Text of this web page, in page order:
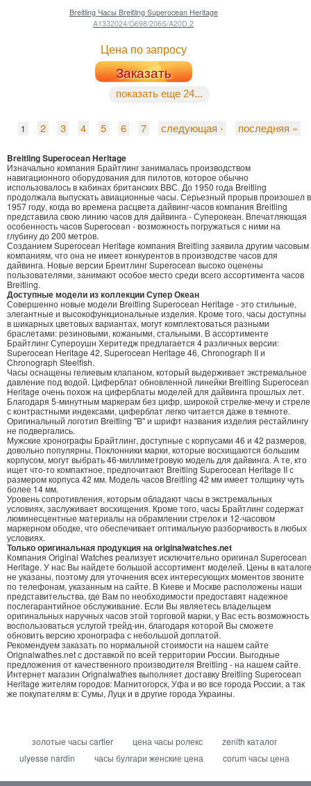
Breitling Часы Breitling Superocean Heritage
A1332024/G698/206S/A20D.2
Цена по запросу
Заказать
показать еще 24...
1 2 3 4 5 6 7 следующая › последняя »
Breitling Superocean Heritage
Изначально компания Брайтлинг занималась производством
навигационного оборудования для пилотов, которое обычно
использовалось в кабинах британских ВВС. До 1950 года Breitling
продолжала выпускать авиационные часы. Серьезный прорыв произошел в
1957 году, когда во времена расцвета дайвинг-часов компания Breitling
представила свою линию часов для дайвинга - Суперокеан. Впечатляющая
особенность часов Superocean - возможность погружаться с ними на
глубину до 200 метров.
Созданием Superocean Heritage компания Breitling заявила другим часовым
компаниям, что она не имеет конкурентов в производстве часов для
дайвинга. Новые версии Бреитлинг Superocean высоко оценены
пользователями, занимают особое место среди всего ассортимента часов
Breitling.
Доступные модели из коллекции Супер Океан
Совершенно новые модели Breitling Superocean Heritage - это стильные,
элегантные и высокофункциональные изделия. Кроме того, часы доступны
в шикарных цветовых вариантах, могут комплектоваться разными
браслетами: резиновыми, кожаными, стальными. В ассортименте
Брайтлинг Супероушн Херитедж предлагается 4 различных версии:
Superocean Heritage 42, Superocean Heritage 46, Chronograph II и
Chronograph Steelfish.
Часы оснащены гелиевым клапаном, который выдерживает экстремальное
давление под водой. Циферблат обновленной линейки Breitling Superocean
Heritage очень похож на циферблаты моделей для дайвинга прошлых лет.
Благодаря 5-минутным маркерам без цифр, широкой стрелке-мечу и стреле
с контрастными индексами, циферблат легко читается даже в темноте.
Оригинальный логотип Breitling "B" и шрифт названия изделия рестайлингу
не подвергались.
Мужские хронографы Брайтлинг, доступные с корпусами 46 и 42 размеров,
довольно популярны. Поклонники марки, которые восхищаются большим
корпусом, могут выбрать 46-миллиметровую модель для дайвинга. А те, кто
ищет что-то компактное, предпочитают Breitling Superocean Heritage II с
размером корпуса 42 мм. Модель часов Breitling 42 мм имеет толщину чуть
более 14 мм.
Уровень сопротивления, которым обладают часы в экстремальных
условиях, заслуживает восхищения. Кроме того, часы Брайтлинг содержат
люминесцентные материалы на обрамлении стрелок и 12-часовом
маркерном ободке, что обеспечивает оптимальную разборчивость в любых
условиях.
Только оригинальная продукция на originalwatches.net
Компания Original Watches реализует исключительно оригинал Superocean
Heritage. У нас Вы найдете большой ассортимент моделей. Цены в каталоге
не указаны, поэтому для уточнения всех интересующих моментов звоните
по телефонам, указанным на сайте. В Киеве и Москве расположены наши
представительства, где Вам по необходимости предоставят надежное
послегарантийное обслуживание. Если Вы являетесь владельцем
оригинальных наручных часов этой торговой марки, у Вас есть возможность
воспользоваться услугой трейд-ин, благодаря которой Вы сможете
обновить версию хронографа с небольшой доплатой.
Рекомендуем заказать по нормальной стоимости на нашем сайте
Orignalwathes.net с доставкой по всей территории России. Выгодные
предложения от качественного производителя Breitling - на нашем сайте.
Интернет магазин Orignalwathes выполняет доставку Breitling Superocean
Heritage жителям городов: Магнитогорск, Уфа и во все города России, а так
же покупателям в: Сумы, Луцк и в другие города Украины.
золотые часы cartier цена часы ролекс
zenith каталог
ulyesse nardin
часы булгари женские цена corum часы цена